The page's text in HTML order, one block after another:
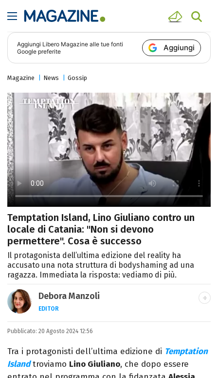
Aggiungi Libero Magazine alle tue fonti
Google preferite
Aggiungi
Magazine News Gossip
Temptation Island, Lino Giuliano contro un
locale di Catania: "Non si devono
permettere". Cosa è successo
Il protagonista dell’ultima edizione del reality ha
accusato una nota struttura di bodyshaming ad una
ragazza. Immediata la risposta: vediamo di più.
Debora Manzoli
EDITOR
LINKEDIN
INSTAGRAM FACEBOOK SITO
Scrittrice, copywriter, editor e pubblicista
mantovana, laureata in Lettere, Cinema e
Tv. Ha due libri all’attivo e ama la scrittura
alla follia.
Pubblicato: 20 Agosto 2024 12:56
Tra i protagonisti dell’ultima edizione di Temptation
Islandtroviamo Lino Giuliano, che dopo essere